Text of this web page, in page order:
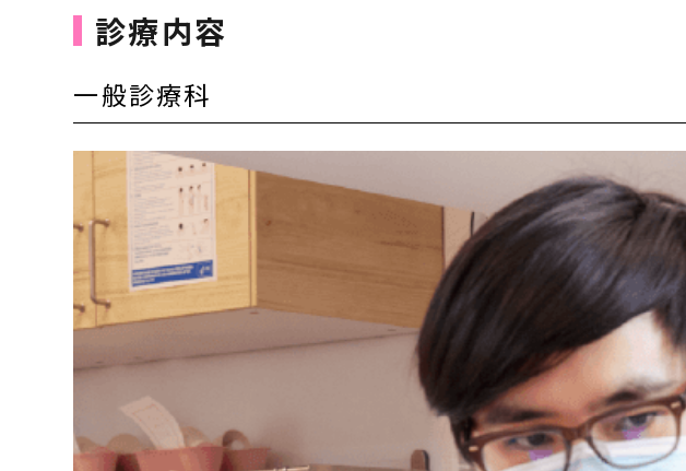
診療内容
一般診療科